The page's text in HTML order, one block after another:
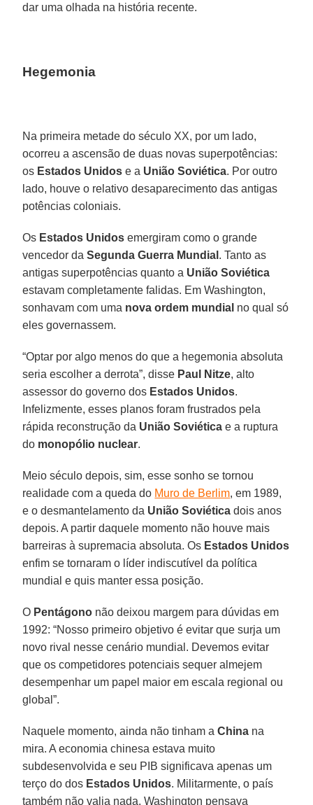
dar uma olhada na história recente.
Hegemonia
Na primeira metade do século XX, por um lado,
ocorreu a ascensão de duas novas superpotências:
os Estados Unidos e a União Soviética. Por outro
lado, houve o relativo desaparecimento das antigas
potências coloniais.
Os Estados Unidos emergiram como o grande
vencedor daSegunda Guerra Mundial . Tanto as
antigas superpotências quanto a União Soviética
estavam completamente falidas. Em Washington,
sonhavam com uma nova ordem mundial no qual só
eles governassem.
“Optar por algo menos do que a hegemonia absoluta
seria escolher a derrota”, disse Paul Nitze, alto
assessor do governo dos Estados Unidos.
Infelizmente, esses planos foram frustrados pela
rápida reconstrução da União Soviética e a ruptura
do monopólio nuclear.
Meio século depois, sim, esse sonho se tornou
realidade com a queda do Muro de Berlim, em 1989,
e o desmantelamento da União Soviética dois anos
depois. A partir daquele momento não houve mais
barreiras à supremacia absoluta. Os Estados Unidos
enfim se tornaram o líder indiscutível da política
mundial e quis manter essa posição.
O Pentágono não deixou margem para dúvidas em
1992: “Nosso primeiro objetivo é evitar que surja um
novo rival nesse cenário mundial. Devemos evitar
que os competidores potenciais sequer almejem
desempenhar um papel maior em escala regional ou
global”.
Naquele momento, ainda não tinham aChina na
mira. A economia chinesa estava muito
subdesenvolvida e seu PIB significava apenas um
terço do dos Estados Unidos. Militarmente, o país
também não valia nada. Washington pensava